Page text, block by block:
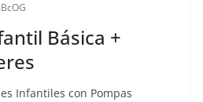
Básica +
Infantiles con Pompas